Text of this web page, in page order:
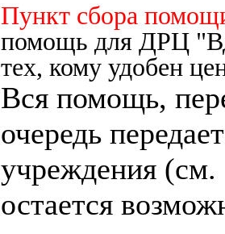
Пункт сбора
помощь для ДРЦ
тех, кому удобен
Вся помощь,
очередь
учреждения
остается